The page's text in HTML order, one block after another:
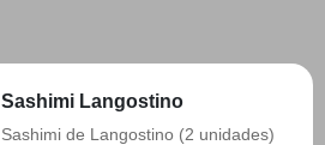
Sashimi Langostino
Sashimi de Langostino (2 unidades)